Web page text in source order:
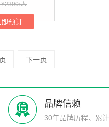
人
即预订
下一页
品牌信赖
30年品牌历程、累